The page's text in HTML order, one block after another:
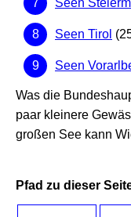
Seen
Seen Tirol
Seen
Was die
paar kleinere
großen See kann
Pfad zu dieser